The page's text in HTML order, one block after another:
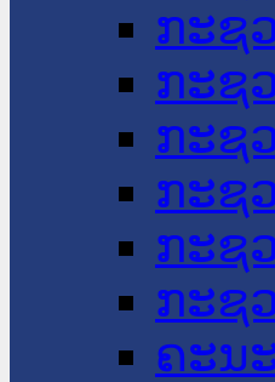
ກະຊ
ກະຊ
ກະຊ
ກະຊ
ກະຊ
ກະຊ
ຄະນ